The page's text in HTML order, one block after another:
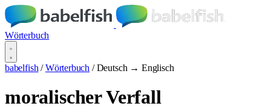
Wörterbuch
babelfish / Wörterbuch / Deutsch → Englisch
moralischer Verfall